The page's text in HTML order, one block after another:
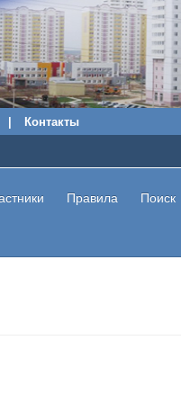
Контакты
Правила Поиск